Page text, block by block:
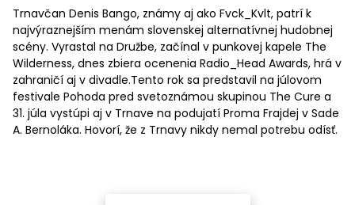
Trnavčan Denis Bango, známy aj ako Fvck_Kvlt, patrí k
najvýraznejším menám slovenskej alternatívnej hudobnej
scény. Vyrastal na Družbe, začínal v punkovej kapele The
Wilderness, dnes zbiera ocenenia Radio_Head Awards, hrá v
zahraničí aj v divadle.Tento rok sa predstavil na júlovom
festivale Pohoda pred svetoznámou skupinou The Cure a
31. júla vystúpi aj v Trnave na podujatí Proma Frajdej v Sade
A. Bernoláka. Hovorí, že z Trnavy nikdy nemal potrebu odísť.